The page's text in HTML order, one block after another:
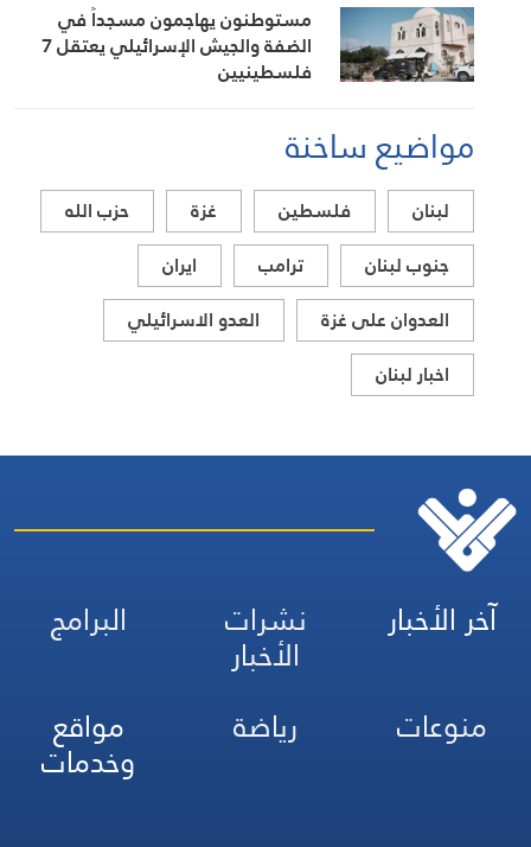
مستوطنون يهاجمون مسجداً في
الضفة والجيش الإسرائيلي يعتقل 7
فلسطينيين
مواضيع ساخنة
لبنان فلسطين غزة
حزب الله
جنوب لبنان
ترامب
ايران
العدوان على غزة
العدو الاسرائيلي
اخبار لبنان
آخر الأخبار نشرات
الأخبار
البرامج
منوعات
رياضة مواقع
وخدمات